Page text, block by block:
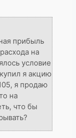
прибыль
на
условие
я акцию
я продаю
на
что бы